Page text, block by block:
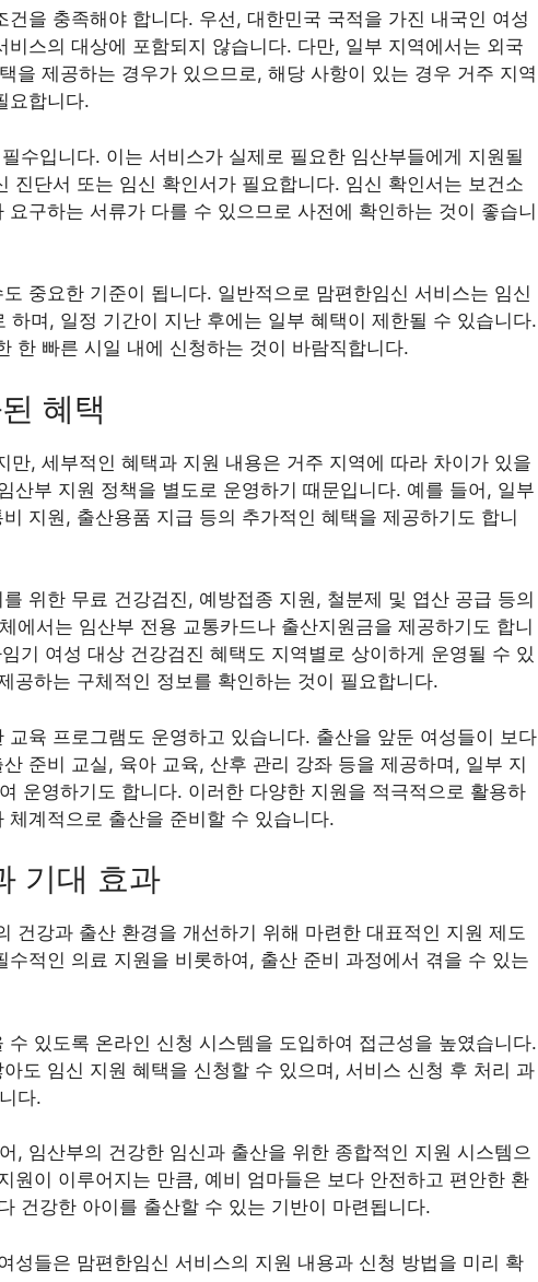
을 충족해야 합니다. 우선, 대한민국 국적을 가진 내국인 여성
스의 대상에 포함되지 않습니다. 다만, 일부 지역에서는 외국
을 제공하는 경우가 있으므로, 해당 사항이 있는 경우 거주 지역
요합니다.
수입니다. 이는 서비스가 실제로 필요한 임산부들에게 지원될
진단서 또는 임신 확인서가 필요합니다. 임신 확인서는 보건소
구하는 서류가 다를 수 있으므로 사전에 확인하는 것이 좋습니
중요한 기준이 됩니다. 일반적으로 맘편한임신 서비스는 임신
며, 일정 기간이 지난 후에는 일부 혜택이 제한될 수 있습니다.
한 빠른 시일 내에 신청하는 것이 바람직합니다.
혜택
, 세부적인 혜택과 지원 내용은 거주 지역에 따라 차이가 있을
산부 지원 정책을 별도로 운영하기 때문입니다. 예를 들어, 일부
지원, 출산용품 지급 등의 추가적인 혜택을 제공하기도 합니
위한 무료 건강검진, 예방접종 지원, 철분제 및 엽산 공급 등의
에서는 임산부 전용 교통카드나 출산지원금을 제공하기도 합니
기 여성 대상 건강검진 혜택도 지역별로 상이하게 운영될 수 있
공하는 구체적인 정보를 확인하는 것이 필요합니다.
육 프로그램도 운영하고 있습니다. 출산을 앞둔 여성들이 보다
준비 교실, 육아 교육, 산후 관리 강좌 등을 제공하며, 일부 지
운영하기도 합니다. 이러한 다양한 지원을 적극적으로 활용하
계적으로 출산을 준비할 수 있습니다.
기대 효과
건강과 출산 환경을 개선하기 위해 마련한 대표적인 지원 제도
적인 의료 지원을 비롯하여, 출산 준비 과정에서 겪을 수 있는
있도록 온라인 신청 시스템을 도입하여 접근성을 높였습니다.
도 임신 지원 혜택을 신청할 수 있으며, 서비스 신청 후 처리 과
다.
, 임산부의 건강한 임신과 출산을 위한 종합적인 지원 시스템으
원이 이루어지는 만큼, 예비 엄마들은 보다 안전하고 편안한 환
건강한 아이를 출산할 수 있는 기반이 마련됩니다.
성들은 맘편한임신 서비스의 지원 내용과 신청 방법을 미리 확